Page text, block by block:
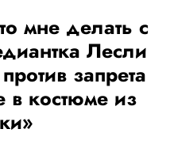
мне делать с
Лесли
запрета
в костюме из